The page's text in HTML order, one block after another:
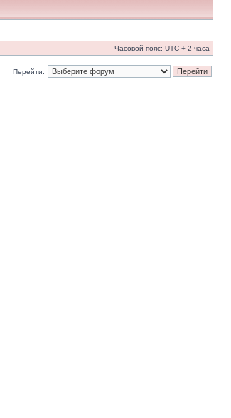
Часовой пояс: UTC + 2 часа
Перейти: